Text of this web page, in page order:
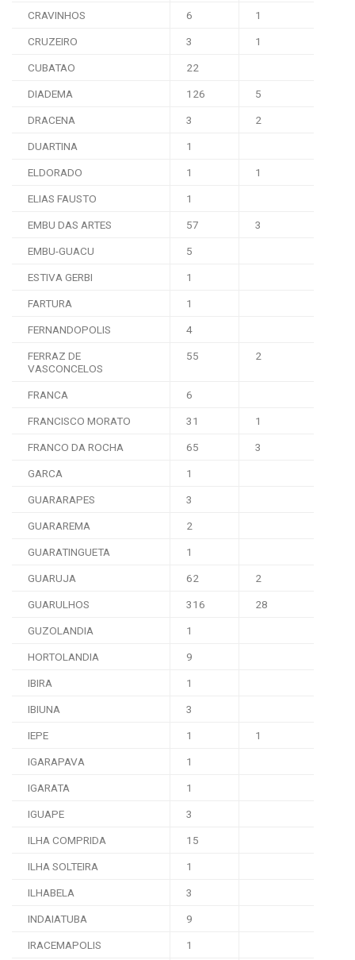
CRAVINHOS 6 1
CRUZEIRO 3 1
CUBATAO 22
DIADEMA 126 5
DRACENA 3 2
DUARTINA 1
ELDORADO 1 1
ELIAS FAUSTO 1
EMBU DAS ARTES 57 3
EMBU-GUACU 5
ESTIVA GERBI 1
FARTURA 1
FERNANDOPOLIS 4
FERRAZ DE
VASCONCELOS
55 2
FRANCA 6
FRANCISCO MORATO 31 1
FRANCO DA ROCHA 65 3
GARCA 1
GUARARAPES 3
GUARAREMA 2
GUARATINGUETA 1
GUARUJA 62 2
GUARULHOS 316 28
GUZOLANDIA 1
HORTOLANDIA 9
IBIRA 1
IBIUNA 3
IEPE 1 1
IGARAPAVA 1
IGARATA 1
IGUAPE 3
ILHA COMPRIDA 15
ILHA SOLTEIRA 1
ILHABELA 3
INDAIATUBA 9
IRACEMAPOLIS 1